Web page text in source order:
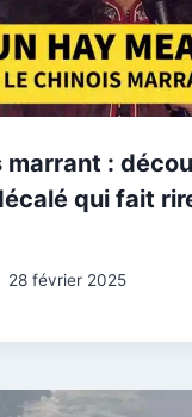
marrant :
qui fait
28 février 2025